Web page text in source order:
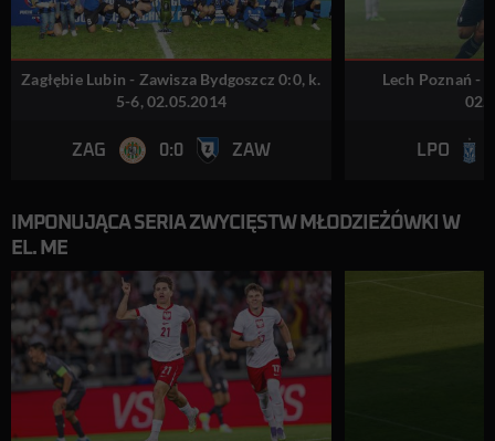
Zagłębie Lubin - Zawisza Bydgoszcz 0:0, k.
5-6, 02.05.2014
ZAG 0:0 ZAW
Lech Poznań -
LPO
IMPONUJĄCA SERIA ZWYCIĘSTW MŁODZIEŻÓWKI W
EL. ME